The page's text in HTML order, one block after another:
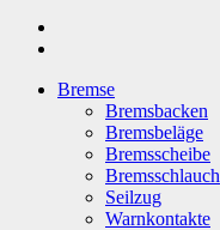
Bremse
Bremsbacken
Bremsbeläge
Bremsscheibe
Bremsschlauch
Seilzug
Warnkontakte